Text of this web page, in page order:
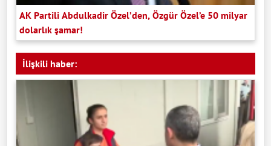
AK Partili Abdulkadir Özel’den, Özgür Özel’e 50 milyar
dolarlık şamar!
İlişkili haber: